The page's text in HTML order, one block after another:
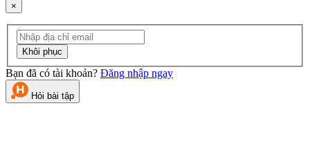
×
Khôi phục
Bạn đã có tài khoản? Đăng nhập ngay
Hỏi bài tập